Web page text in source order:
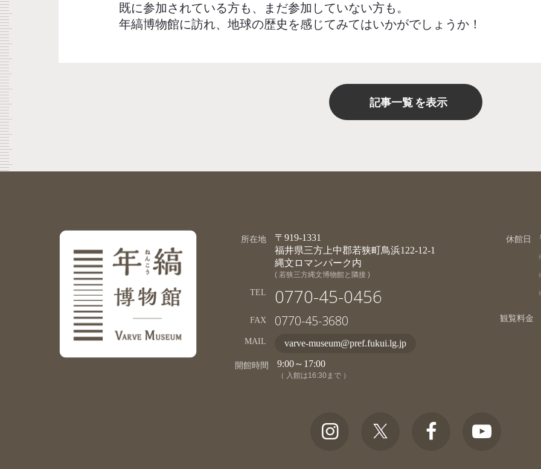
既に参加されている方も、まだ参加していない方も。
年縞博物館に訪れ、地球の歴史を感じてみてはいかがでしょうか！
記事一覧 を表示
所在地
〒919-1331
福井県三方上中郡若狭町鳥浜122-12-1
縄文ロマンパーク内
( 若狭三方縄文博物館と隣接 )
TEL 0770-45-0456
FAX 0770-45-3680
MAIL varve-museum@pref.fukui.lg.jp
開館時間 9:00～17:00
（ 入館は16:30まで ）
休館日
観覧料金